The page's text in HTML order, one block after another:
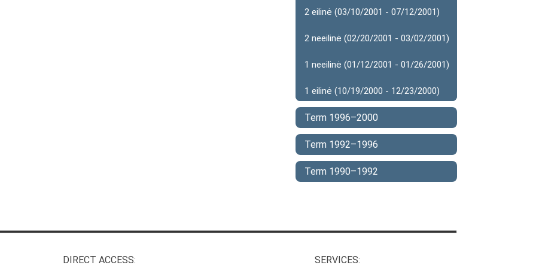
2 eilinė (03/10/2001 - 07/12/2001)
2 neeilinė (02/20/2001 - 03/02/2001)
1 neeilinė (01/12/2001 - 01/26/2001)
1 eilinė (10/19/2000 - 12/23/2000)
Term 1996–2000
Term 1992–1996
Term 1990–1992
DIRECT ACCESS: SERVICES: